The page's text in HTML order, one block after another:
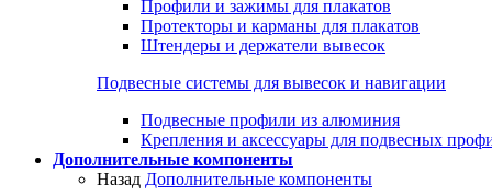
Профили и зажимы для плакатов
Протекторы и карманы для плакатов
Штендеры и держатели вывесок
Подвесные системы для вывесок и навигации
Подвесные профили из алюминия
Крепления и аксессуары для подвесных
Дополнительные компоненты
Назад Дополнительные компоненты